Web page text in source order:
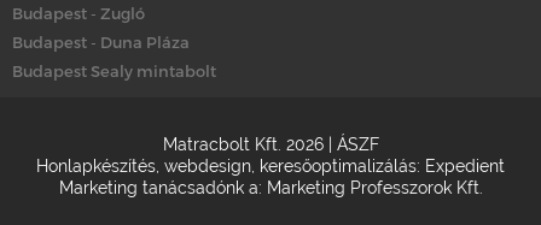
Budapest - Zugló
Budapest - Duna Pláza
Budapest Sealy mintabolt
Matracbolt Kft. 2026 | ÁSZF
Honlapkészítés webdesign keresőoptimalizálás: Expedient
Marketing tanácsadónk a: Marketing Professzorok Kft.